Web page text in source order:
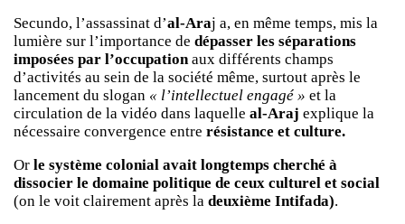
Secundo, l’assassinat d’al-Araj a, en même temps, mis la
lumière sur l’importance de dépasser les séparations
imposées par l’occupationaux différents champs
d’activités au sein de la société même, surtout après le
lancement du slogan « l’intellectuel engagé » et la
circulation de la vidéo dans laquelle al-Araj explique la
nécessaire convergence entre résistance et culture.
Or le système colonial avait longtemps cherché à
dissocier le domaine politique de ceux culturel et social
(on le voit clairement après la deuxième Intifada).